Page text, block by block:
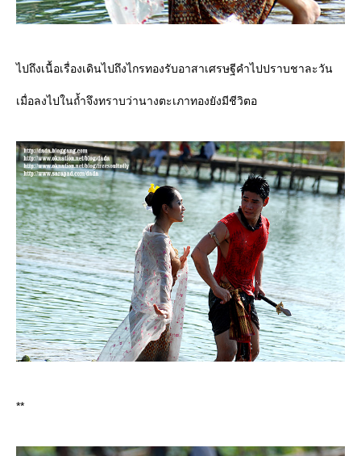
ไปถึงเนื้อเรื่องเดินไปถึงไกรทองรับอาสาเศรษฐีคำไปปราบชาละวัน
เมื่อลงไปในถ้ำจึงทราบว่านางตะเภาทองยังมีชีวิตอ
**